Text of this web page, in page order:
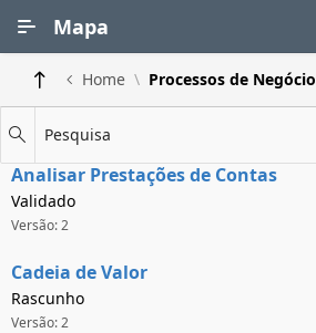
Mapa
Home Processos de Negócio
Pesquisa
Analisar Prestações de Contas
Validado
Versão: 2
Cadeia de Valor
Rascunho
Versão: 2